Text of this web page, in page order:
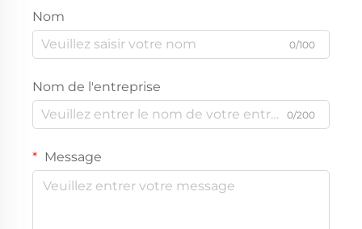
Nom
0/100
Nom de l'entreprise
0/200
Message